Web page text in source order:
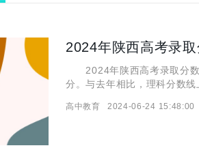
2024年陕西高考录
2024年陕西高考录取分数
分。与去年相比，理科分数
生整体水平的波动。 今年
高中教育 2024-06-24 15:48:00